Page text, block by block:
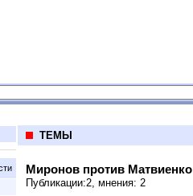
ТЕМЫ
Миронов против Матвиенко
Публикации:2, мнения: 2